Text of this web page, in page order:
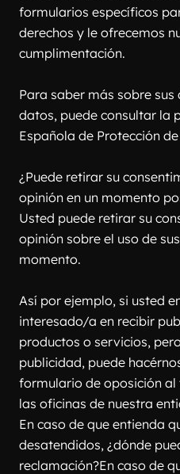
formularios específicos
derechos y le ofrecemos
cumplimentación.
Para saber más sobre
datos, puede consultar la
Española de Protección
¿Puede retirar su
opinión en un momento
Usted puede retirar su
opinión sobre el uso de
momento.
Así por ejemplo, si usted
interesado/a en recibir
productos o servicios,
publicidad, puede
formulario de oposición
las oficinas de nuestra
En caso de que entienda
desatendidos, ¿dónde
reclamación?En caso de